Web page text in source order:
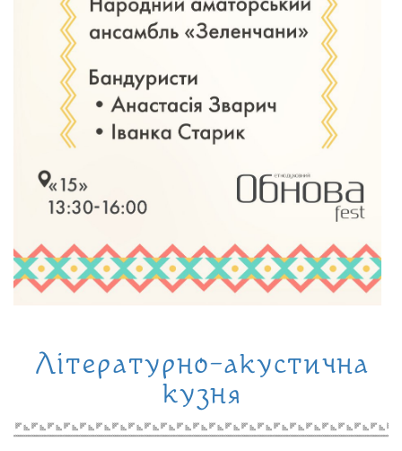
Літературно-акустична
кузня